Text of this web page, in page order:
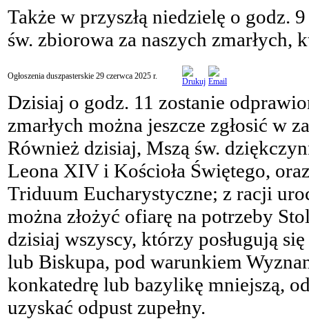
Także w przyszłą niedzielę o godz.
św. zbiorowa za naszych
Ogłoszenia duszpasterskie 29 czerwca 2025 r.
Dzisiaj o godz. 11 zostanie
zmarłych można jeszcze zgłosić w
Również dzisiaj, Mszą św.
Leona XIV i Kościoła Świętego,
Triduum Eucharystyczne; z racji
można złożyć ofiarę na potrzeby
dzisiaj wszyscy, którzy posługują
lub Biskupa, pod warunkiem
konkatedrę lub bazylikę mniejszą,
uzyskać odpust zupełny.